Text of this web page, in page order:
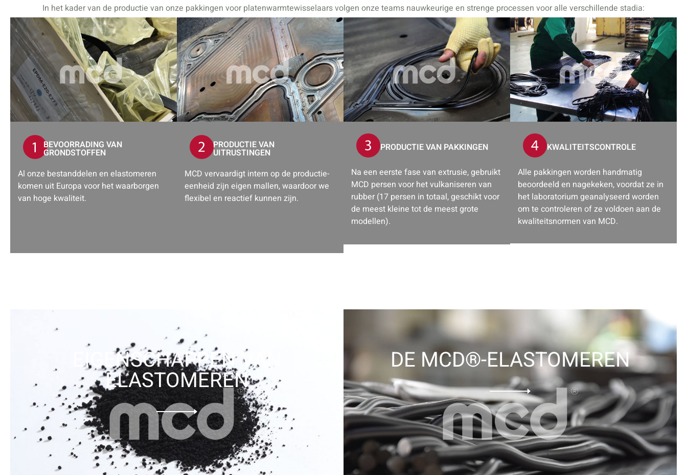
In het kader van de productie van onze pakkingen voor platenwarmtewisselaars volgen onze teams nauwkeurige en strenge processen voor alle verschillende stadia:
BEVOORRADING VAN
GRONDSTOFFEN
Al onze bestanddelen en elastomeren
komen uit Europa voor het waarborgen
van hoge kwaliteit.
PRODUCTIE VAN
UITRUSTINGEN
MCD vervaardigt intern op de productie-
eenheid zijn eigen mallen, waardoor we
flexibel en reactief kunnen zijn.
PRODUCTIE VAN PAKKINGEN
Na een eerste fase van extrusie, gebruikt
MCD persen voor het vulkaniseren van
rubber (17 persen in totaal, geschikt voor
de meest kleine tot de meest grote
modellen).
KWALITEITSCONTROLE
Alle pakkingen worden handmatig
beoordeeld en nagekeken, voordat ze in
het laboratorium geanalyseerd worden
om te controleren of ze voldoen aan de
kwaliteitsnormen van MCD.
EIGENSCHAPPEN VAN
ELASTOMEREN
DE MCD®-ELASTOMEREN